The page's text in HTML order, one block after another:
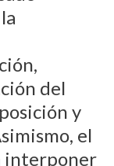
del
y
el
interponer